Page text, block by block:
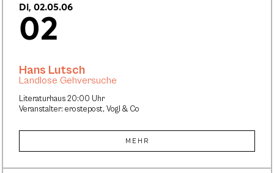
Di, 02.05.06
02
Literaturhaus 20:00 Uhr
Veranstalter: erostepost, Vogl & Co
Hans Lutsch
Landlose Gehversuche
MEHR